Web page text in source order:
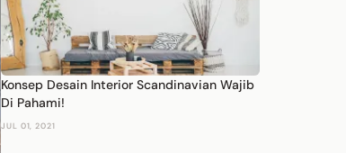
Konsep Desain Interior Scandinavian Wajib
Di Pahami!
JUL 01, 2021